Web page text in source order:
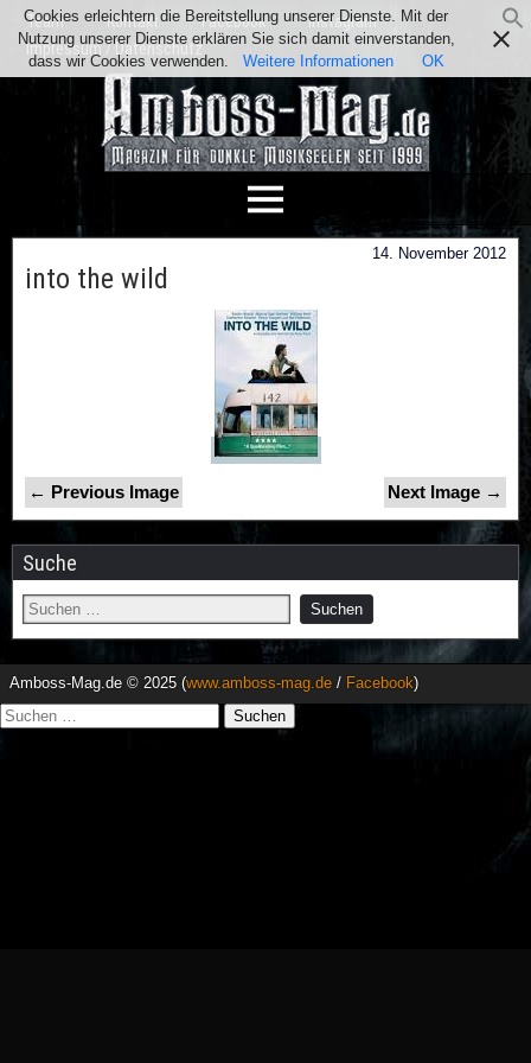
Team Kontakt Facebook
Instagram
Impressum / Datenschutz
14. November 2012
into the wild
← Previous Image Next Image →
Suche
Amboss-Mag.de © 2025 (www.amboss-mag.de / Facebook)
Cookies erleichtern die Bereitstellung unserer Dienste. Mit der
Nutzung unserer Dienste erklären Sie sich damit einverstanden,
dass wir Cookies verwenden.
Weitere Informationen OK